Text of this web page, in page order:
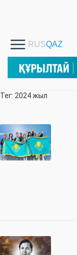
Тег: 2024 жыл